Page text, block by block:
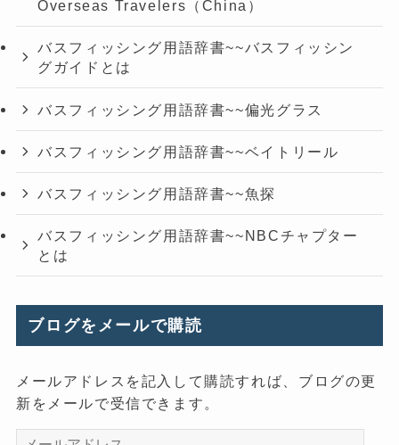
Overseas Travelers（China）
バスフィッシング用語辞書~~バスフィッシン
グガイドとは
バスフィッシング用語辞書~~偏光グラス
バスフィッシング用語辞書~~ベイトリール
バスフィッシング用語辞書~~魚探
バスフィッシング用語辞書~~NBCチャプター
とは
ブログをメールで購読
メールアドレスを記入して購読すれば、ブログの更
新をメールで受信できます。
メ